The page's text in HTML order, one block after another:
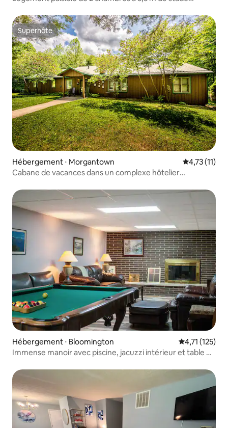
Superhôte
Superhôte
Hébergement ⋅ Morgantown Évaluation
4,73 (11)
Cabane de vacances dans un complexe hôtelier
Hébergement ⋅ Bloomington Évaluation
4,71 (125)
Immense manoir avec piscine, jacuzzi intérieur et table de